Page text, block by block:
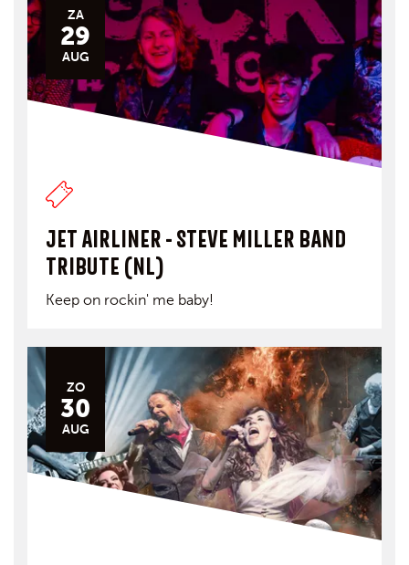
ZA
29
AUG
JET AIRLINER - STEVE MILLER BAND
TRIBUTE (NL)
Keep on rockin' me baby!
ZO
30
AUG